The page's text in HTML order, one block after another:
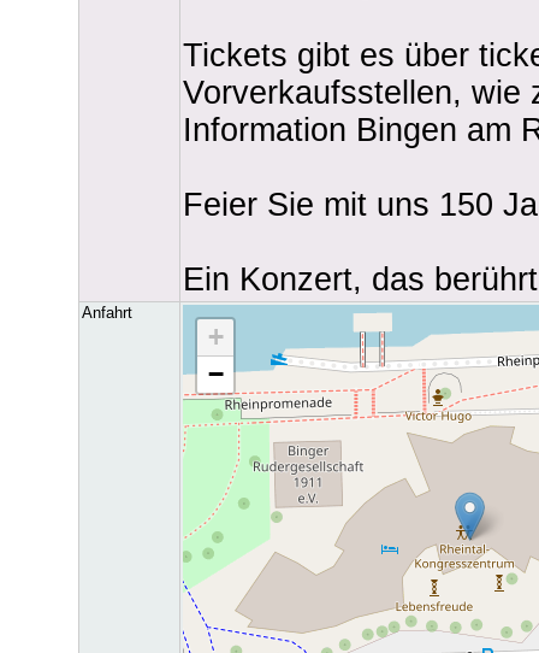
Tickets gibt es über
Vorverkaufsstellen, wie
Information Bingen am
Feier Sie mit uns 150
Ein Konzert, das
Anfahrt Karte wird geladen......
+
−